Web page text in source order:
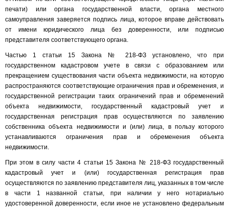
печати) или органа государственной власти, органа местного
самоуправления заверяется подпись лица, которое вправе действовать
от имени юридического лица без доверенности, или подписью
представителя соответствующего органа.
Частью 1 статьи 15 Закона № 218-ФЗ установлено, что при
государственном кадастровом учете в связи с образованием или
прекращением существования части объекта недвижимости, на которую
распространяются соответствующие ограничения прав и обременения, и
государственной регистрации таких ограничений прав и обременений
объекта недвижимости, государственный кадастровый учет и
государственная регистрация прав осуществляются по заявлению
собственника объекта недвижимости и (или) лица, в пользу которого
устанавливаются ограничения прав и обременения объекта
недвижимости.
При этом в силу части 4 статьи 15 Закона № 218-ФЗ государственный
кадастровый учет и (или) государственная регистрация прав
осуществляются по заявлению представителя лиц, указанных в том числе
в части 1 названной статьи, при наличии у него нотариально
удостоверенной доверенности, если иное не установлено федеральным